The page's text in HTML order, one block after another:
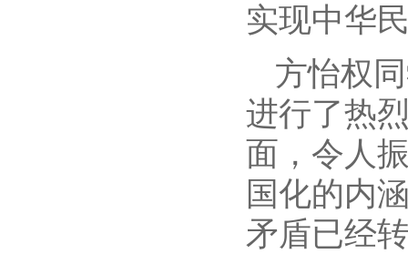
实现中华
方怡权
进行了热
面，令人
国化的内
矛盾已经